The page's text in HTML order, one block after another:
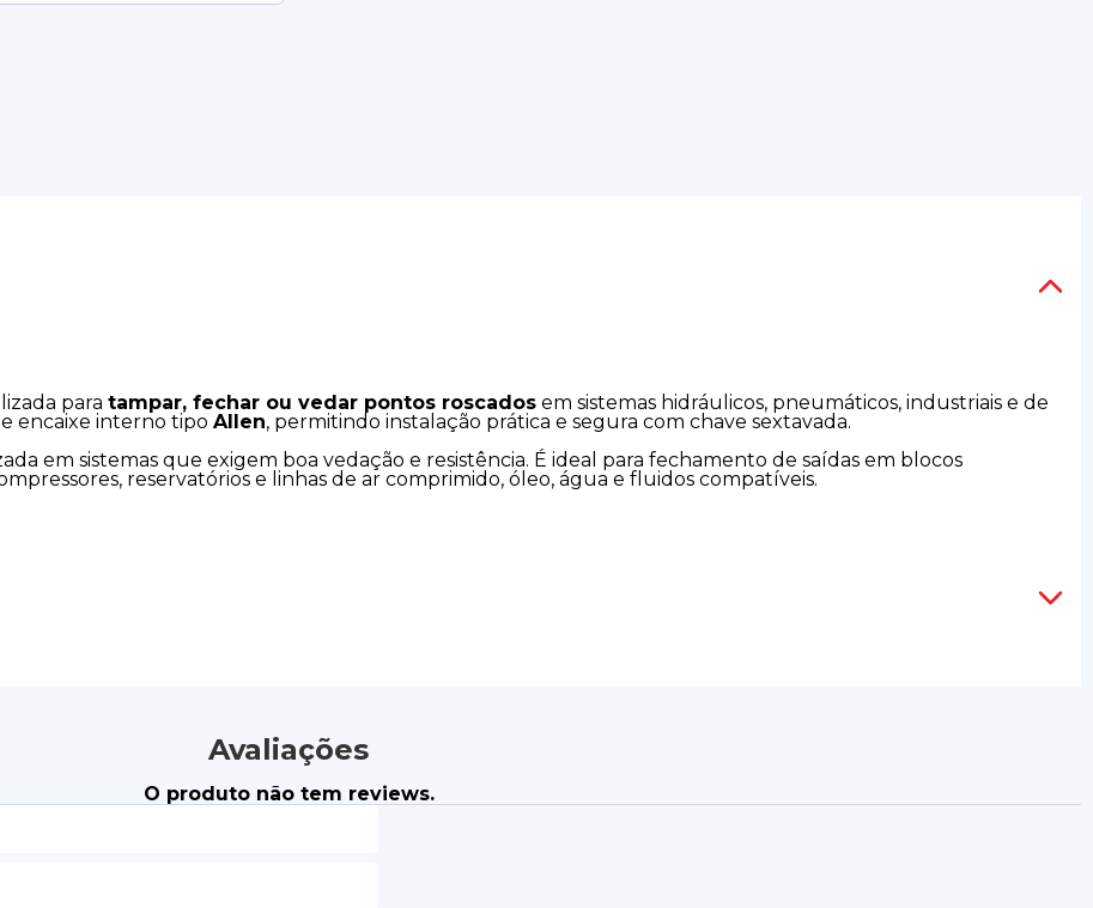
para tampar, fechar ou vedar pontos roscados em sistemas hidráulicos, pneumáticos, industriais e de
e encaixe interno tipo Allen, permitindo instalação prática e segura com chave sextavada.
em sistemas que exigem boa vedação e resistência. É ideal para fechamento de saídas em blocos
reservatórios e linhas de ar comprimido, óleo, água e fluidos compatíveis.
Avaliações
O produto não tem reviews.